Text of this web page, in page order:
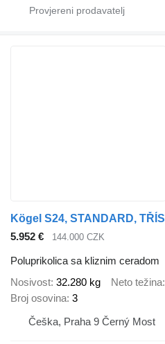
5.952 € 144.000 CZK
Poluprikolica sa kliznim ceradom
Nosivost 32.280 kg Neto težina
Broj osovina 3
Češka, Praha 9 Černý Most